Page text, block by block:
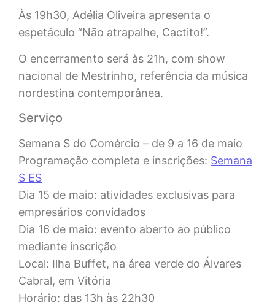
Às 19h30, Adélia Oliveira apresenta o
espetáculo “Não atrapalhe, Cactito!”.
O encerramento será às 21h, com show
nacional de Mestrinho, referência da música
nordestina contemporânea.
Serviço
Semana S do Comércio – de 9 a 16 de maio
Programação completa e inscrições: Semana
S ES
Dia 15 de maio: atividades exclusivas para
empresários convidados
Dia 16 de maio: evento aberto ao público
mediante inscrição
Local: Ilha Buffet, na área verde do Álvares
Cabral, em Vitória
Horário: das 13h às 22h30